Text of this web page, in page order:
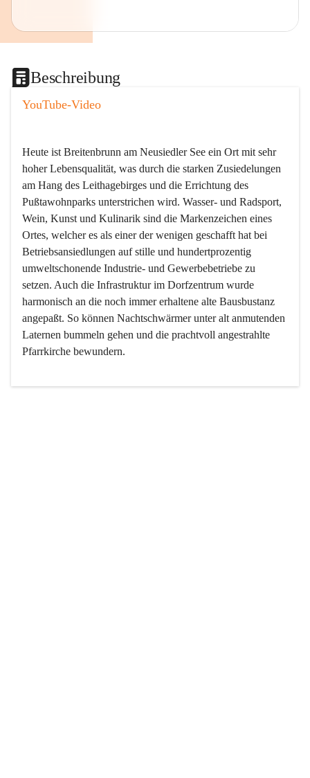
Beschreibung
YouTube-Video
Heute ist Breitenbrunn am Neusiedler See ein Ort mit sehr
hoher Lebensqualität, was durch die starken Zusiedelungen
am Hang des Leithagebirges und die Errichtung des
Pußtawohnparks unterstrichen wird. Wasser- und Radsport,
Wein, Kunst und Kulinarik sind die Markenzeichen eines
Ortes, welcher es als einer der wenigen geschafft hat bei
Betriebsansiedlungen auf stille und hundertprozentig
umweltschonende Industrie- und Gewerbebetriebe zu
setzen. Auch die Infrastruktur im Dorfzentrum wurde
harmonisch an die noch immer erhaltene alte Bausbustanz
angepaßt. So können Nachtschwärmer unter alt anmutenden
Laternen bummeln gehen und die prachtvoll angestrahlte
Pfarrkirche bewundern.
Der Weinbau dominert heute nicht mehr, ist aber integrativer